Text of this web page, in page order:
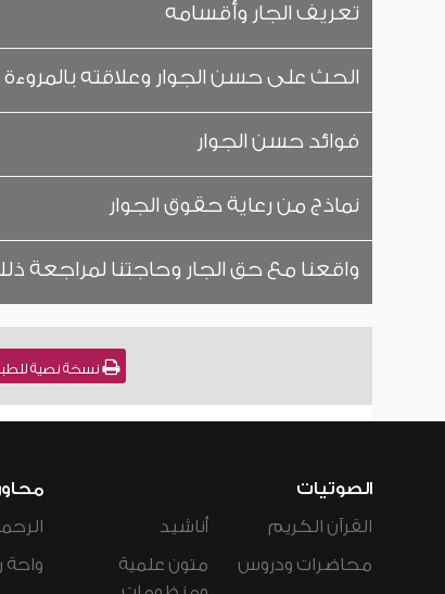
تعريف الجار وأقسامه
الحث على حسن الجوار وعلاقته
فوائد حسن الجوار
نماذج من رعاية حقوق الجوار
واقعنا مع حق الجار وحاجتنا لمراجعة
نسخة نصية
الصوتيات
القرآن الكريم
محاضرات ودروس
أناشيد
متون علمية
واحة